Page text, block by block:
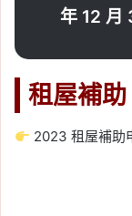
年 12 月
租屋補
2023 租屋補助